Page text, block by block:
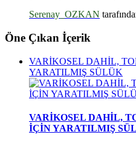
Serenay_OZKAN
Öne Çıkan İçerik
VARİKOSEL DAHİL,
YARATILMIŞ SÜLÜK
VARİKOSEL DAHİL,
İÇİN YARATILMIŞ